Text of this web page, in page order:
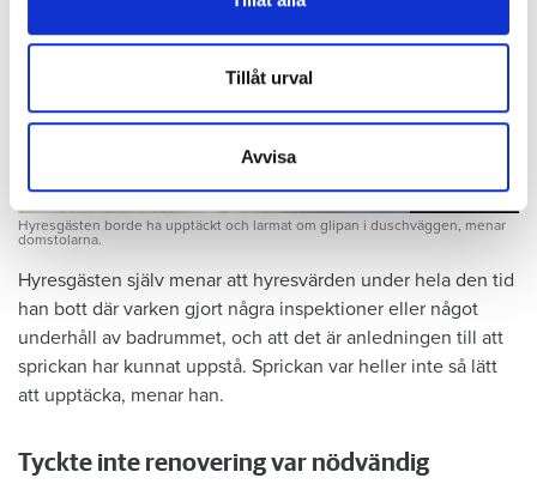
annons- och analysföretag som vi samarbetar med.
Dessa kan i sin tur kombinera informationen med annan
information som du har tillhandahållit eller som de har
samlat in när du har använt deras tjänster.
Tillåt urval
Avvisa
Hyresgästen borde ha upptäckt och larmat om glipan i duschväggen, menar
domstolarna.
Hyresgästen själv menar att hyresvärden under hela den tid
han bott där varken gjort några inspektioner eller något
underhåll av badrummet, och att det är anledningen till att
sprickan har kunnat uppstå. Sprickan var heller inte så lätt
att upptäcka, menar han.
Tyckte inte renovering var nödvändig